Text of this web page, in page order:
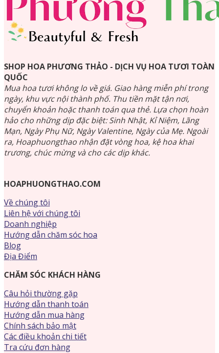
SHOP HOA PHƯƠNG THẢO - DỊCH VỤ HOA TƯƠI TOÀN
QUỐC
Mua hoa tươi không lo về giá. Giao hàng miễn phí trong
ngày, khu vực nội thành phố. Thu tiền mặt tận nơi,
chuyển khoản hoặc thanh toán qua thẻ. Lựa chọn hoàn
hảo cho những dịp đặc biệt: Sinh Nhật, Kỉ Niệm, Lãng
Mạn, Ngày Phụ Nữ, Ngày Valentine, Ngày của Mẹ. Ngoài
ra, Hoaphuongthao nhận đặt vòng hoa, kệ hoa khai
trương, chúc mừng và cho các dịp khác.
HOAPHUONGTHAO.COM
Về chúng tôi
Liên hệ với chúng tôi
Doanh nghiệp
Hướng dẫn chăm sóc hoa
Blog
Địa Điểm
CHĂM SÓC KHÁCH HÀNG
Câu hỏi thường gặp
Hướng dẫn thanh toán
Hướng dẫn mua hàng
Chính sách bảo mật
Các điều khoản chi tiết
Tra cứu đơn hàng